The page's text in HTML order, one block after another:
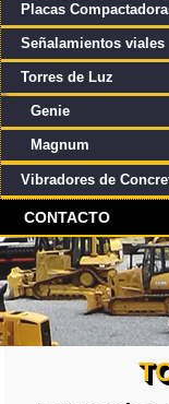
Placas
Señalamientos viales
Torres de Luz
Genie
Magnum
Vibradores de
CONTACTO